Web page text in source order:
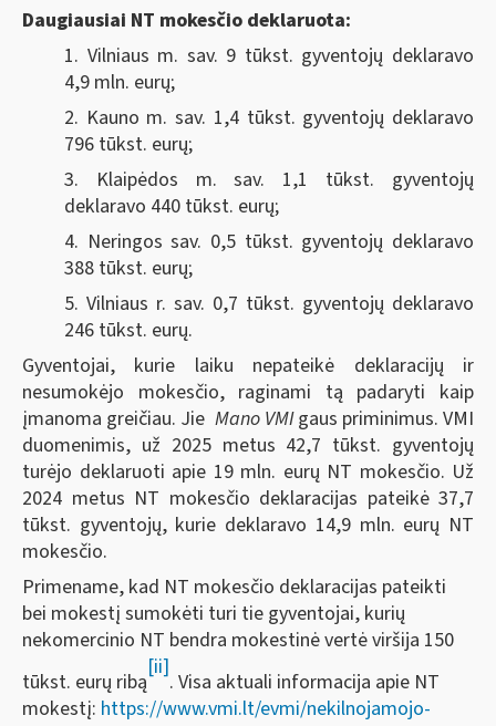
Daugiausiai NT mokesčio deklaruota:
1. Vilniaus m. sav. 9 tūkst. gyventojų deklaravo
4,9 mln. eurų;
2. Kauno m. sav. 1,4 tūkst. gyventojų deklaravo
796 tūkst. eurų;
3. Klaipėdos m. sav. 1,1 tūkst. gyventojų
deklaravo 440 tūkst. eurų;
4. Neringos sav. 0,5 tūkst. gyventojų deklaravo
388 tūkst. eurų;
5. Vilniaus r. sav. 0,7 tūkst. gyventojų deklaravo
246 tūkst. eurų.
Gyventojai, kurie laiku nepateikė deklaracijų ir
nesumokėjo mokesčio, raginami tą padaryti kaip
įmanoma greičiau. Jie Mano VMIgaus priminimus. VMI
duomenimis, už 2025 metus 42,7 tūkst. gyventojų
turėjo deklaruoti apie 19 mln. eurų NT mokesčio. Už
2024 metus NT mokesčio deklaracijas pateikė 37,7
tūkst. gyventojų, kurie deklaravo 14,9 mln. eurų NT
mokesčio.
Primename, kad NT mokesčio deklaracijas pateikti
bei mokestį sumokėti turi tie gyventojai, kurių
nekomercinio NT bendra mokestinė vertė viršija 150
tūkst. eurų ribą
[ii]
. Visa aktuali informacija apie NT
mokestį: https://www.vmi.lt/evmi/nekilnojamojo-